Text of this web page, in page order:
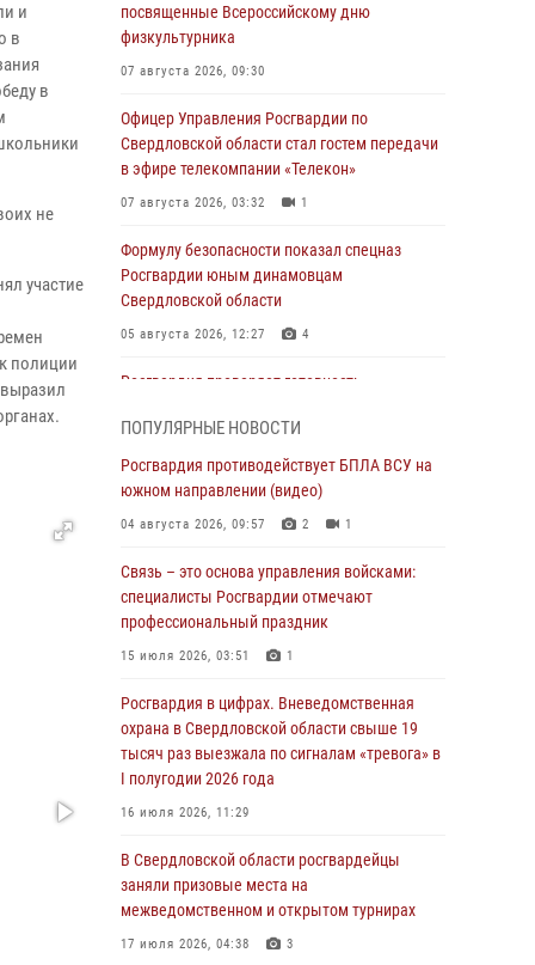
и
в
в
не
участие
полиции
посвященные Всероссийскому дню
физкультурника
07 августа 2026, 09:30
Офицер Управления Росгвардии по
Свердловской области стал гостем передачи
в эфире телекомпании «Телекон»
07 августа 2026, 03:32 1
Формулу безопасности показал спецназ
Росгвардии юным динамовцам
Свердловской области
05 августа 2026, 12:27 4
Росгвардия проверяет готовность
учебному году
05 августа 2026, 05:44 10
Росгвардия противодействует БПЛА ВСУ на
04 августа 2026, 09:57 2 1
Росгвардия приняла участие в обеспечении
безопасности Дня города в Екатеринбурге
Росгвардия приняла участие в
межведомственном антитеррористическом
учении в Свердловской области
31 июля 2026, 12:27
Росгвардия обеспечивает безопасность
граждан на южном направлении
31 июля 2026, 06:56 1
ПОПУЛЯРНЫЕ НОВОСТИ
Росгвардия противодействует БПЛА ВСУ на
южном направлении (видео)
04 августа 2026, 09:57 2 1
Связь – это основа управления войсками:
специалисты Росгвардии отмечают
профессиональный праздник
15 июля 2026, 03:51 1
Росгвардия в цифрах. Вневедомственная
охрана в Свердловской области свыше 19
тысяч раз выезжала по сигналам «тревога» в
I полугодии 2026 года
16 июля 2026, 11:29
В Свердловской области росгвардейцы
заняли призовые места на
межведомственном и открытом турнирах
17 июля 2026, 04:38 3